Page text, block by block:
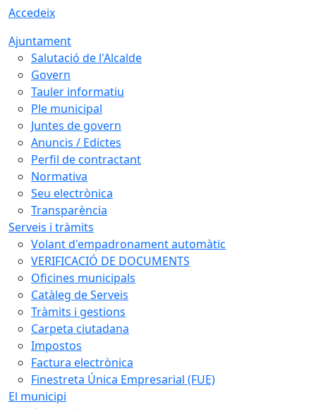
Accedeix
Ajuntament
Salutació de l'Alcalde
Govern
Tauler informatiu
Ple municipal
Juntes de govern
Anuncis / Edictes
Perfil de contractant
Normativa
Seu electrònica
Transparència
Serveis i tràmits
Volant d'empadronament automàtic
VERIFICACIÓ DE DOCUMENTS
Oficines municipals
Catàleg de Serveis
Tràmits i gestions
Carpeta ciutadana
Impostos
Factura electrònica
Finestreta Única Empresarial (FUE)
El municipi